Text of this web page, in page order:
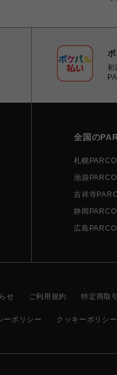
初
全国の
札幌PARCO
池袋PARCO
吉祥寺
静岡PARCO
広島PARCO
せ ご利用規約 特定商取
ーポリシー クッキーポリシー